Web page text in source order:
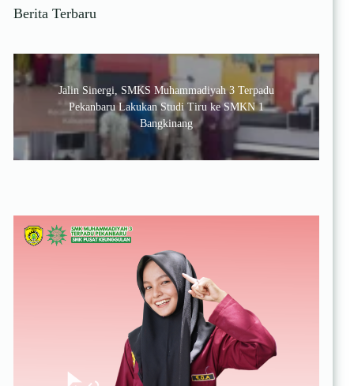
Berita Terbaru
Jalin Sinergi, SMKS Muhammadiyah 3 Terpadu
Pekanbaru Lakukan Studi Tiru ke SMKN 1
Bangkinang